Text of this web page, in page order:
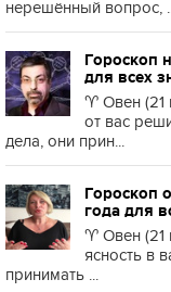
нерешённый вопрос,
Гороскоп
для всех
♈️ Овен (21
от вас
дела, они прин...
Гороскоп
года для
♈️ Овен (21
ясность в
принимать ...